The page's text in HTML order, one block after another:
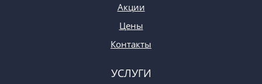
Акции
Цены
Контакты
УСЛУГИ